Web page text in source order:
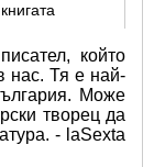
който
нас. Тя е най-
Може
творец да
- laSexta